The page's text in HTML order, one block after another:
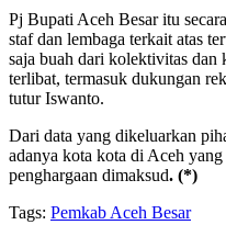
Pj Bupati Aceh Besar itu
staf dan lembaga terkait atas
saja buah dari kolektivitas dan
terlibat, termasuk dukungan
tutur Iswanto.
Dari data yang dikeluarkan
adanya kota kota di Aceh
penghargaan dimaksud. (*)
Tags: Pemkab Aceh Besar